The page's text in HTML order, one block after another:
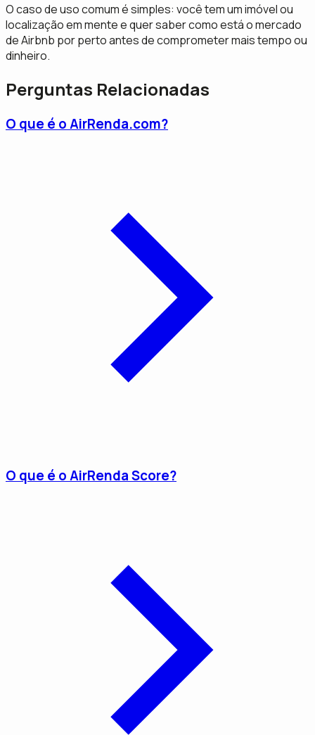
O caso de uso comum é simples: você tem um imóvel ou
localização em mente e quer saber como está o mercado
de Airbnb por perto antes de comprometer mais tempo ou
dinheiro.
Perguntas Relacionadas
O que é o AirRenda.com?
O que é o AirRenda Score?